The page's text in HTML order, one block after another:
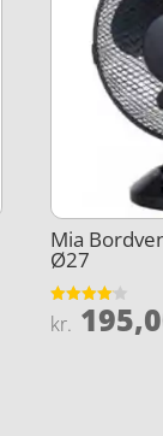
Mia
Ø27
Vurderet
4.1
kr.